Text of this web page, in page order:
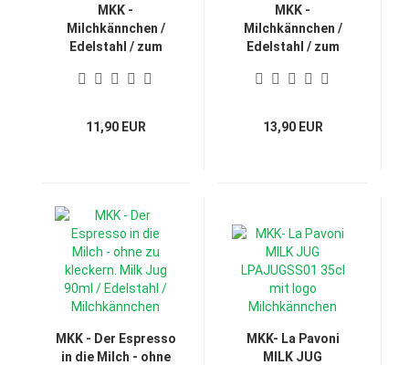
MKK -
Milchkännchen /
Edelstahl / zum
0,35Ltr.
11,90 EUR
MKK -
Milchkännchen /
Edelstahl / zum
0,59Ltr.
13,90 EUR
MKK - Der Espresso
in die Milch - ohne
MKK- La Pavoni
MILK JUG